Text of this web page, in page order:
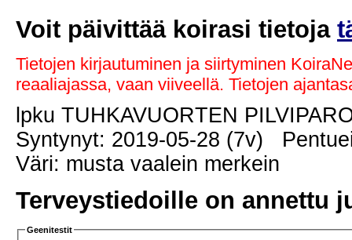
Voit päivittää koirasi tietoja
Tietojen kirjautuminen ja siirtyminen
reaaliajassa, vaan viiveellä. Tietojen
lpku TUHKAVUORTEN
Syntynyt: 2019-05-28 (7v)
Väri: musta vaalein merkein
Terveystiedoille on annettu
Geenitestit